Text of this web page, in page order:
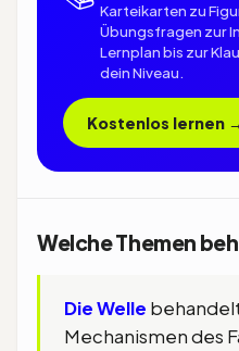
Karteikarten zu
Übungsfragen zur
Lernplan bis zur
dein Niveau.
Kostenlos lernen →
Welche Themen
Die Welle
Mechanismen des